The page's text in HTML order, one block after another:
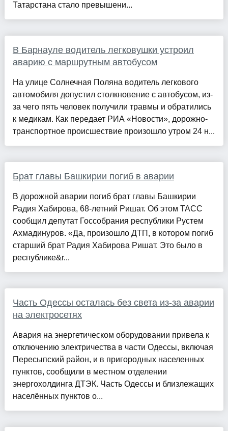
Татарстана стало превышени...
В Барнауле водитель легковушки устроил
аварию с маршрутным автобусом
На улице Солнечная Поляна водитель легкового
автомобиля допустил столкновение с автобусом, из-
за чего пять человек получили травмы и обратились
к медикам. Как передает РИА «Новости», дорожно-
транспортное происшествие произошло утром 24 н...
Брат главы Башкирии погиб в аварии
В дорожной аварии погиб брат главы Башкирии
Радия Хабирова, 68-летний Ришат. Об этом ТАСС
сообщил депутат Госсобрания республики Рустем
Ахмадинуров. «Да, произошло ДТП, в котором погиб
старший брат Радия Хабирова Ришат. Это было в
республике&r...
Часть Одессы осталась без света из-за аварии
на электросетях
Авария на энергетическом оборудовании привела к
отключению электричества в части Одессы, включая
Пересыпский район, и в пригородных населенных
пунктов, сообщили в местном отделении
энергохолдинга ДТЭК. Часть Одессы и близлежащих
населённых пунктов о...